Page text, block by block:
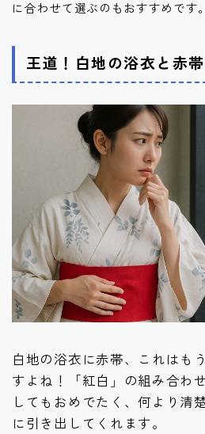
に合わせて選ぶのもおすすめです。
王道！白地の浴衣と赤
白地の浴衣に赤帯、これはも
すよね！「紅白」の組み合わ
してもおめでたく、何より清
に引き出してくれます。